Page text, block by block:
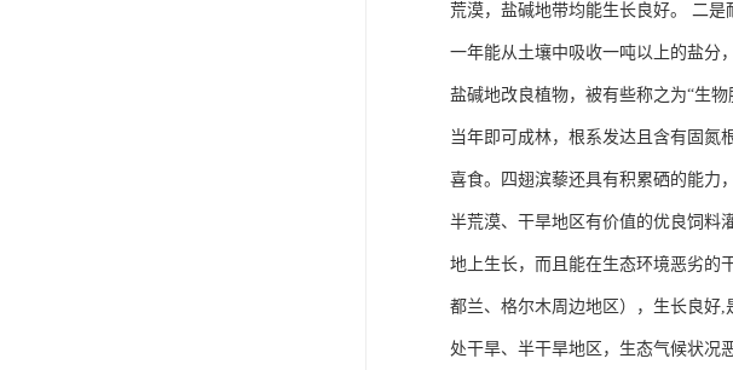
荒漠，盐碱地带均能生长良好。 二是
一年能从土壤中吸收一吨以上的盐分
盐碱地改良植物，被有些称之为“生
当年即可成林，根系发达且含有固氮
喜食。四翅滨藜还具有积累硒的能力
半荒漠、干旱地区有价值的优良饲料
地上生长，而且能在生态环境恶劣的
都兰、格尔木周边地区），生长良好
处干旱、半干旱地区，生态气候状况